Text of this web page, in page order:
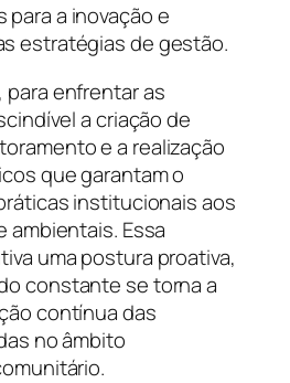
a inovação e
estratégias de gestão.
para enfrentar as
a criação de
e a realização
que garantam o
institucionais aos
ambientais. Essa
uma postura proativa,
constante se torna a
contínua das
no âmbito